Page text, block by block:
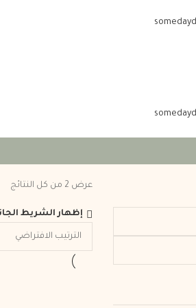
عرض ⁦2⁩ من كل النتائج
إظهار الشريط